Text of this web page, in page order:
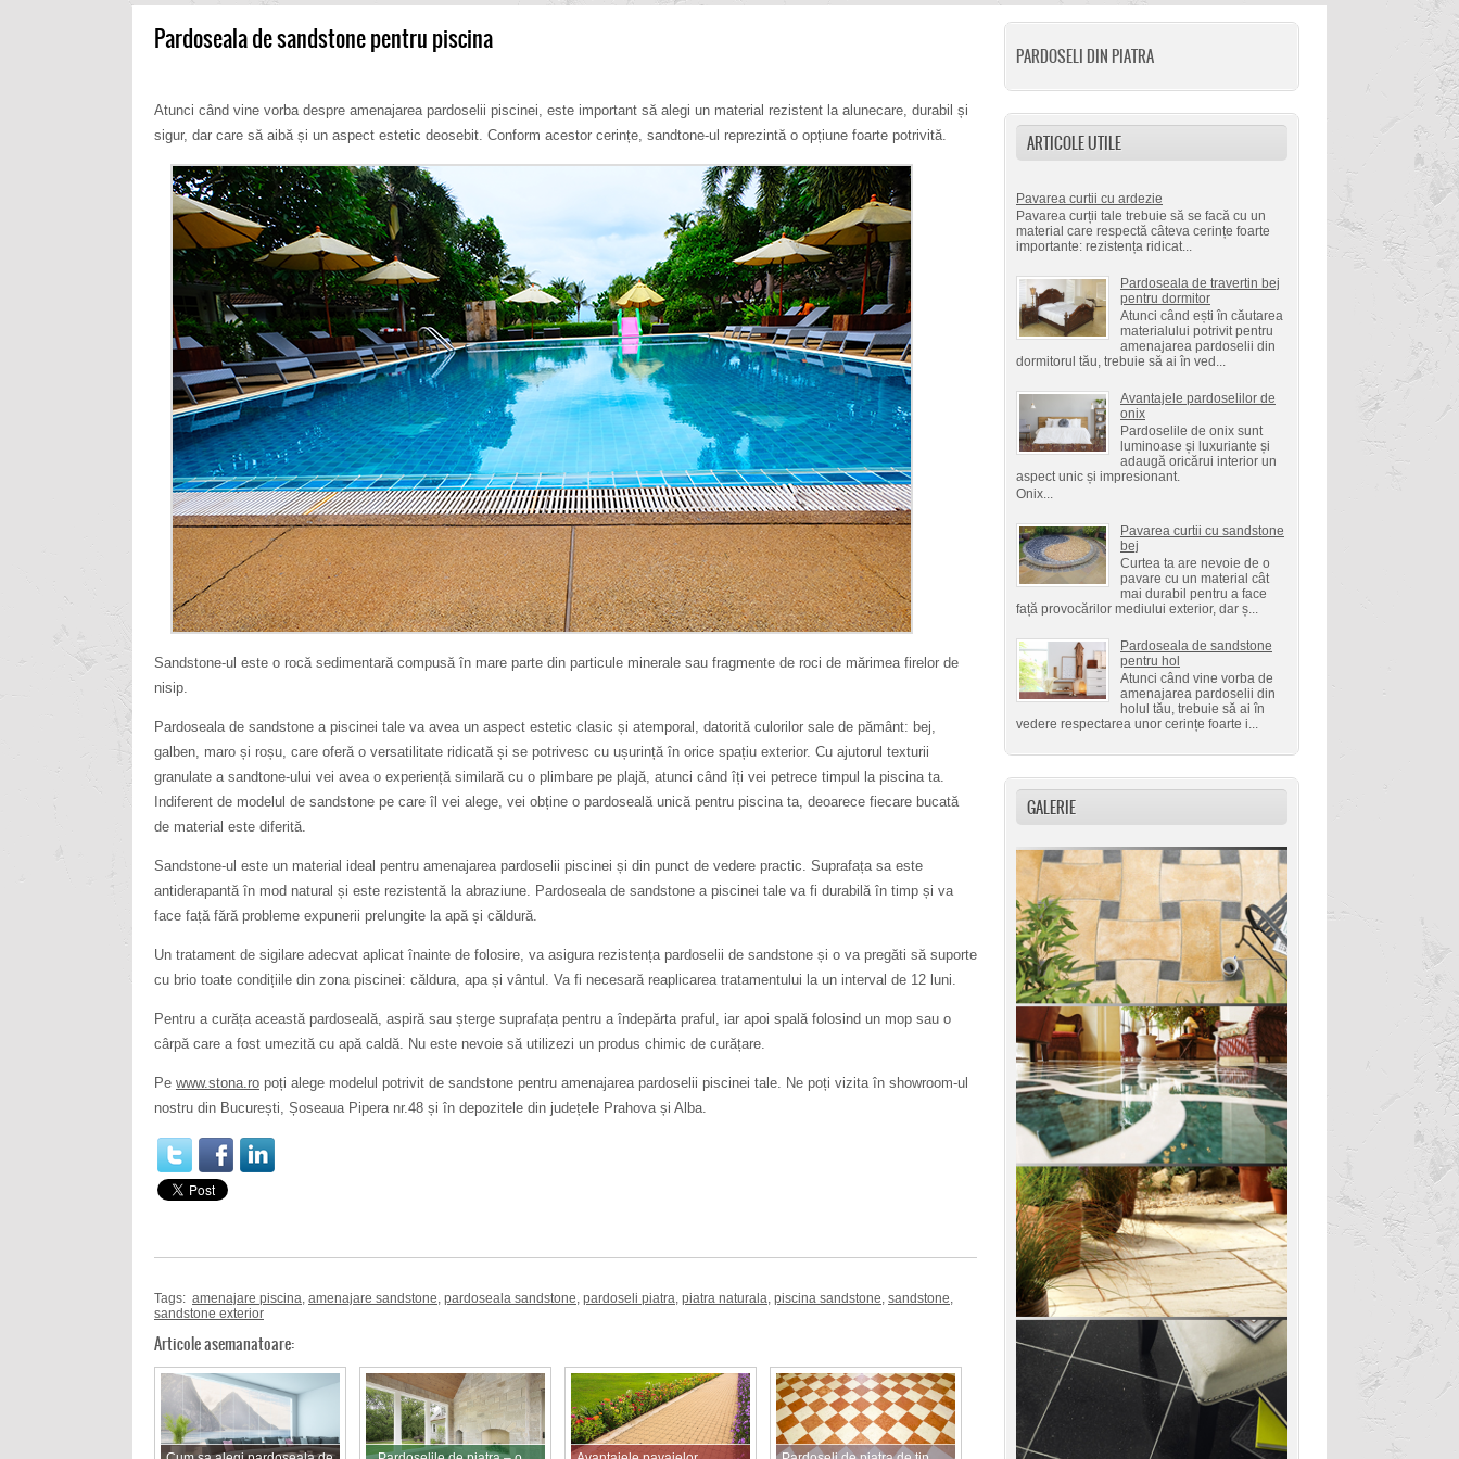
PARDOSELI DIN PIATRA
ARTICOLE UTILE
Pavarea curtii cu ardezie
Pavarea curții tale trebuie să se facă cu un
material care respectă câteva cerințe foarte
importante: rezistența ridicat...
Pardoseala de travertin bej
pentru dormitor
Atunci când ești în căutarea
materialului potrivit pentru
amenajarea pardoselii din
dormitorul tău, trebuie să ai în ved...
Avantajele pardoselilor de
onix
Pardoselile de onix sunt
luminoase și luxuriante și
adaugă oricărui interior un
aspect unic și impresionant.
Onix...
Pavarea curtii cu sandstone
bej
Curtea ta are nevoie de o
pavare cu un material cât
mai durabil pentru a face
față provocărilor mediului exterior, dar ș...
Pardoseala de sandstone
pentru hol
Atunci când vine vorba de
amenajarea pardoselii din
holul tău, trebuie să ai în
vedere respectarea unor cerințe foarte i...
GALERIE
Pardoseala de sandstone pentru piscina
Atunci când vine vorba despre amenajarea pardoselii piscinei, este important să alegi un material rezistent la alunecare, durabil și
sigur, dar care să aibă și un aspect estetic deosebit. Conform acestor cerințe, sandtone-ul reprezintă o opțiune foarte potrivită.
Sandstone-ul este o rocă sedimentară compusă în mare parte din particule minerale sau fragmente de roci de mărimea firelor de
nisip.
Pardoseala de sandstone a piscinei tale va avea un aspect estetic clasic și atemporal, datorită culorilor sale de pământ: bej,
galben, maro și roșu, care oferă o versatilitate ridicată și se potrivesc cu ușurință în orice spațiu exterior. Cu ajutorul texturii
granulate a sandtone-ului vei avea o experiență similară cu o plimbare pe plajă, atunci când îți vei petrece timpul la piscina ta.
Indiferent de modelul de sandstone pe care îl vei alege, vei obține o pardoseală unică pentru piscina ta, deoarece fiecare bucată
de material este diferită.
Sandstone-ul este un material ideal pentru amenajarea pardoselii piscinei și din punct de vedere practic. Suprafața sa este
antiderapantă în mod natural și este rezistentă la abraziune. Pardoseala de sandstone a piscinei tale va fi durabilă în timp și va
face față fără probleme expunerii prelungite la apă și căldură.
Un tratament de sigilare adecvat aplicat înainte de folosire, va asigura rezistența pardoselii de sandstone și o va pregăti să suporte
cu brio toate condițiile din zona piscinei: căldura, apa și vântul. Va fi necesară reaplicarea tratamentului la un interval de 12 luni.
Pentru a curăța această pardoseală, aspiră sau șterge suprafața pentru a îndepărta praful, iar apoi spală folosind un mop sau o
cârpă care a fost umezită cu apă caldă. Nu este nevoie să utilizezi un produs chimic de curățare.
Pe www.stona.ro poți alege modelul potrivit de sandstone pentru amenajarea pardoselii piscinei tale. Ne poți vizita în showroom-ul
nostru din București, Șoseaua Pipera nr.48 și în depozitele din județele Prahova și Alba.
Tags: amenajare piscina, amenajare sandstone, pardoseala sandstone, pardoseli piatra, piatra naturala, piscina sandstone, sandstone,
sandstone exterior
Articole asemanatoare: